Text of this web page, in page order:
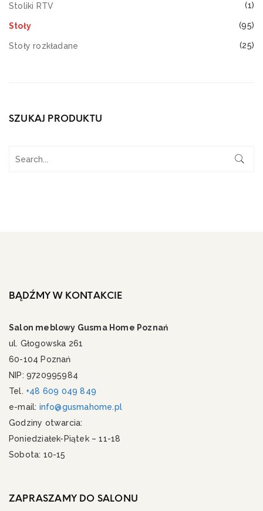
Stoliki RTV (1)
Stoły (95)
Stoły rozkładane (25)
SZUKAJ PRODUKTU
BĄDŹMY W KONTAKCIE
Salon meblowy Gusma Home Poznań
ul. Głogowska 261
60-104 Poznań
NIP: 9720995984
Tel. +48 609 049 849
e-mail: info@gusmahome.pl
Godziny otwarcia:
Poniedziałek-Piątek – 11-18
Sobota: 10-15
ZAPRASZAMY DO SALONU